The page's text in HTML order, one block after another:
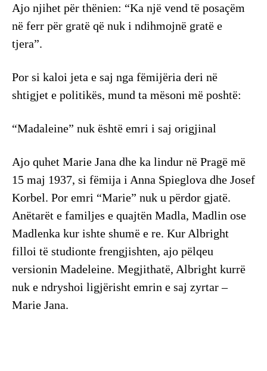
Ajo njihet për thënien: “Ka një vend të posaçëm
në ferr për gratë që nuk i ndihmojnë gratë e
tjera”.
Por si kaloi jeta e saj nga fëmijëria deri në
shtigjet e politikës, mund ta mësoni më poshtë:
“Madaleine” nuk është emri i saj origjinal
Ajo quhet Marie Jana dhe ka lindur në Pragë më
15 maj 1937, si fëmija i Anna Spieglova dhe Josef
Korbel. Por emri “Marie” nuk u përdor gjatë.
Anëtarët e familjes e quajtën Madla, Madlin ose
Madlenka kur ishte shumë e re. Kur Albright
filloi të studionte frengjishten, ajo pëlqeu
versionin Madeleine. Megjithatë, Albright kurrë
nuk e ndryshoi ligjërisht emrin e saj zyrtar –
Marie Jana.